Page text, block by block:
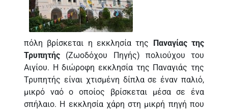
πόλη βρίσκεται η εκκλησία της Παναγίας της
Τρυπητής (Ζωοδόχου Πηγής) πολιούχου του
Αιγίου. Η διώροφη εκκλησία της Παναγιάς της
Τρυπητής είναι χτισμένη δίπλα σε έναν παλιό,
μικρό ναό ο οποίος βρίσκεται μέσα σε ένα
σπήλαιο. Η εκκλησία χάρη στη μικρή πηγή που